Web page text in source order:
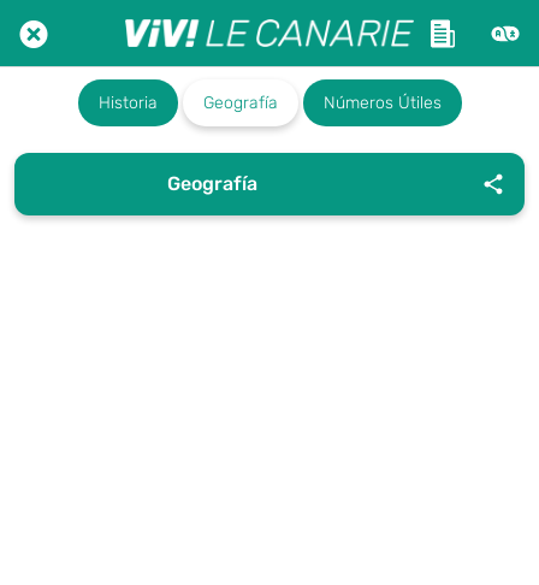
Historia Geografía Números Útiles
Geografía